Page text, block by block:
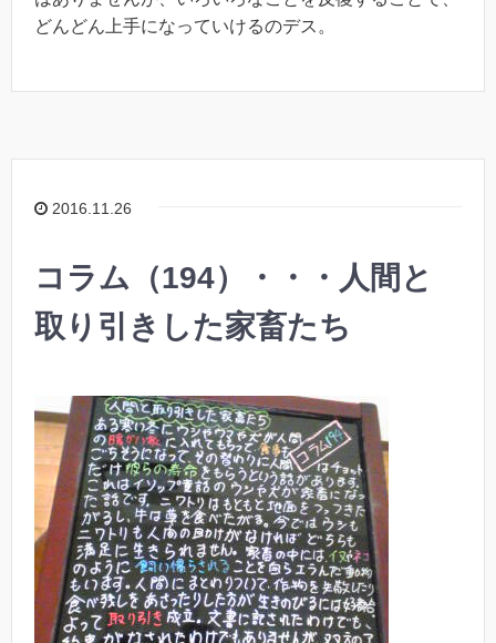
どんどん上手になっていけるのデス。
2016.11.26
コラム（194）・・・人間と
取り引きした家畜たち